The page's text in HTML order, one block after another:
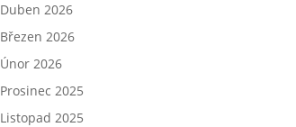
Duben 2026
Březen 2026
Únor 2026
Prosinec 2025
Listopad 2025